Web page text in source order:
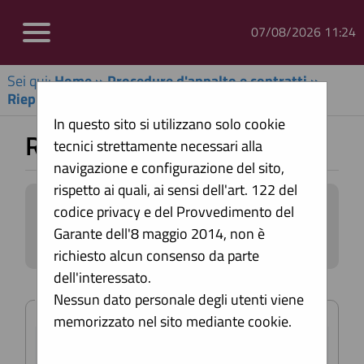
07/08/2026 11:24
Sei qui:Home»Procedure d'appalto e contratti»
Riepilogo contratti - Link BDNCP
In questo sito si utilizzano solo cookie
tecnici strettamente necessari alla
navigazione e configurazione del sito,
rispetto ai quali, ai sensi dell'art. 122 del
codice privacy e del Provvedimento del
Garante dell'8 maggio 2014, non è
richiesto alcun consenso da parte
dell'interessato.
Nessun dato personale degli utenti viene
memorizzato nel sito mediante cookie.
Riepilogo contratti
Informazioni relative alla trasparenza
sugli appalti affidati secondo il D.Lgs.
36/2023.
Impostare un criterio di ricerca per
consultare i dati. In caso di estrazione di
almeno un'occorrenza, è disponibile sul
campo CIG il link per consultare il
relativo dettaglio.
Criteri di ricerca